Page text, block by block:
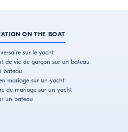
ON THE BOAT
sur le yacht
de vie de garçon sur un bateau
bateau
mariage sur un yacht
de mariage sur un yacht
un bateau